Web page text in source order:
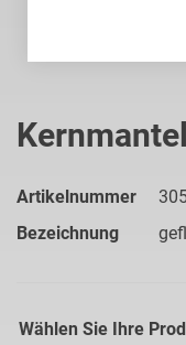
Artikelnummer
Bezeichnung
Wählen Sie Ihre
Anfang
der
springen